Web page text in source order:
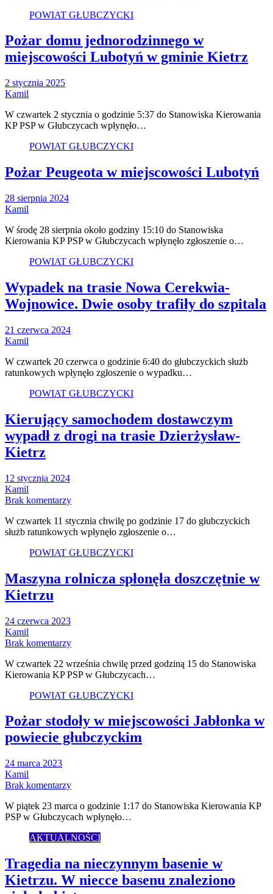
POWIAT GŁUBCZYCKI
Pożar domu jednorodzinnego w
miejscowości Lubotyń w gminie Kietrz
2 stycznia 2025
Kamil
W czwartek 2 stycznia o godzinie 5:37 do Stanowiska Kierowania
KP PSP w Głubczycach wpłynęło…
POWIAT GŁUBCZYCKI
Pożar Peugeota w miejscowości Lubotyń
28 sierpnia 2024
Kamil
W środę 28 sierpnia około godziny 15:10 do Stanowiska
Kierowania KP PSP w Głubczycach wpłynęło zgłoszenie o…
POWIAT GŁUBCZYCKI
Wypadek na trasie Nowa Cerekwia-
Wojnowice. Dwie osoby trafiły do szpitala
21 czerwca 2024
Kamil
W czwartek 20 czerwca o godzinie 6:40 do głubczyckich służb
ratunkowych wpłynęło zgłoszenie o wypadku…
POWIAT GŁUBCZYCKI
Kierujący samochodem dostawczym
wypadł z drogi na trasie Dzierżysław-
Kietrz
12 stycznia 2024
Kamil
Brak komentarzy
W czwartek 11 stycznia chwilę po godzinie 17 do głubczyckich
służb ratunkowych wpłynęło zgłoszenie o…
POWIAT GŁUBCZYCKI
Maszyna rolnicza spłonęła doszczętnie w
Kietrzu
24 czerwca 2023
Kamil
Brak komentarzy
W czwartek 22 września chwilę przed godziną 15 do Stanowiska
Kierowania KP PSP w Głubczycach…
POWIAT GŁUBCZYCKI
Pożar stodoły w miejscowości Jabłonka w
powiecie głubczyckim
24 marca 2023
Kamil
Brak komentarzy
W piątek 23 marca o godzinie 1:17 do Stanowiska Kierowania KP
PSP w Głubczycach wpłynęło…
AKTUALNOŚCI
Tragedia na nieczynnym basenie w
Kietrzu. W niecce basenu znaleziono